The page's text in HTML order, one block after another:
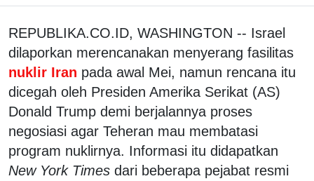
REPUBLIKA.CO.ID, WASHINGTON -- Israel
dilaporkan merencanakan menyerang fasilitas
nuklir Iran pada awal Mei, namun rencana itu
dicegah oleh Presiden Amerika Serikat (AS)
Donald Trump demi berjalannya proses
negosiasi agar Teheran mau membatasi
program nuklirnya. Informasi itu didapatkan
New York Times dari beberapa pejabat resmi